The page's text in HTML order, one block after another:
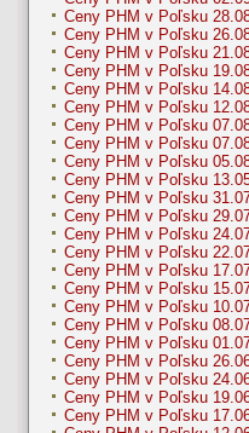
Ceny PHM v Poľsku
Ceny PHM v Poľsku
Ceny PHM v Poľsku
Ceny PHM v Poľsku
Ceny PHM v Poľsku
Ceny PHM v Poľsku
Ceny PHM v Poľsku
Ceny PHM v Poľsku
Ceny PHM v Poľsku
Ceny PHM v Poľsku
Ceny PHM v Poľsku
Ceny PHM v Poľsku
Ceny PHM v Poľsku
Ceny PHM v Poľsku
Ceny PHM v Poľsku
Ceny PHM v Poľsku
Ceny PHM v Poľsku
Ceny PHM v Poľsku
Ceny PHM v Poľsku
Ceny PHM v Poľsku
Ceny PHM v Poľsku
Ceny PHM v Poľsku
Ceny PHM v Poľsku